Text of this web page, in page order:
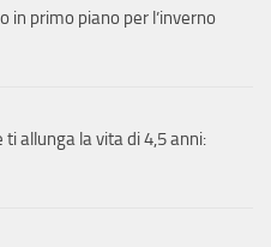
in primo piano per l’inverno
ti allunga la vita di 4,5 anni: